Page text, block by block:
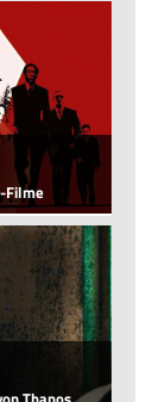
Filme